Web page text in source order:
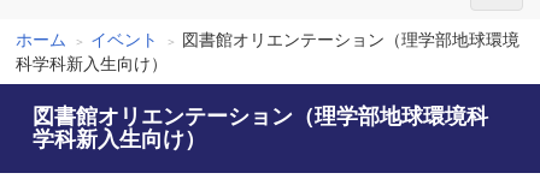
パ
ン
く
ホーム イベント
図書館オリエンテーション（理学部地球環境
科学科新入生向け）
図書館オリエンテーション（理学部地球環境科
学科新入生向け）